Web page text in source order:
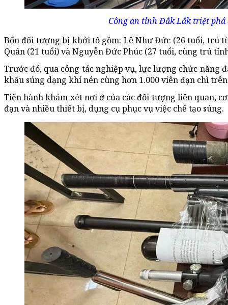
Công an tỉnh Đắk Lắk triệt phá
Bốn đối tượng bị khởi tố gồm: Lê Như Đức (26 tuổi, trú
Quân (21 tuổi) và Nguyễn Đức Phúc (27 tuổi, cùng trú
Trước đó, qua công tác nghiệp vụ, lực lượng chức
khẩu súng dạng khí nén cùng hơn 1.000 viên đạn chì
Tiến hành khám xét nơi ở của các đối tượng liên quan,
đạn và nhiều thiết bị, dụng cụ phục vụ việc chế tạo súng.